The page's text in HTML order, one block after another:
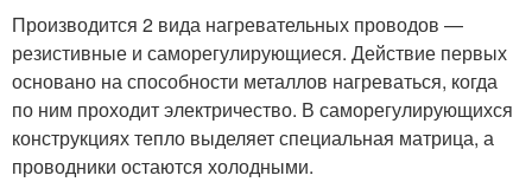
Производится 2 вида нагревательных проводов —
резистивные и саморегулирующиеся. Действие первых
основано на способности металлов нагреваться, когда
по ним проходит электричество. В саморегулирующихся
конструкциях тепло выделяет специальная матрица, а
проводники остаются холодными.